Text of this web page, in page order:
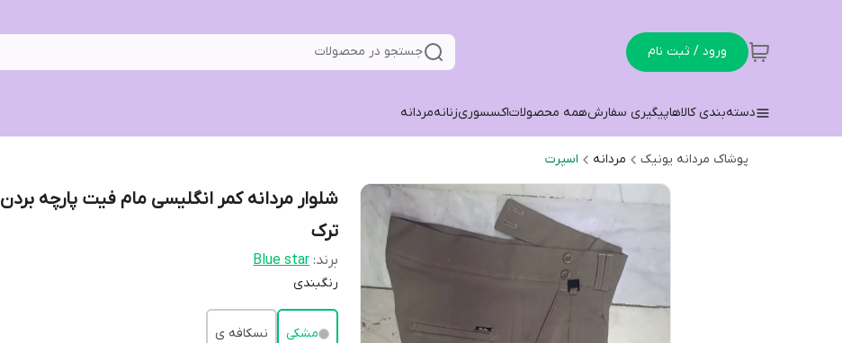
ورود / ثبت نام جستجو در محصولات
دسته‌بندی کالاهاپیگیری سفارشهمه محصولاتاکسسوریزنانهمردانه
پوشاک مردانه یونیک مردانه اسپرت
شلوار مردانه کمر انگلیسی مام فیت پارچه بردن
ترک
برند: Blue star
رنگبندی
مشکی نسکافه ی